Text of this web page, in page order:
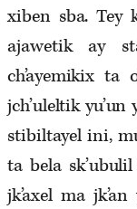
xiben sba. Tey
ajawetik ay
ch’ayemikix ta
jch’uleltik yu’un
stibiltayel ini,
ta bela
jk’axel ma